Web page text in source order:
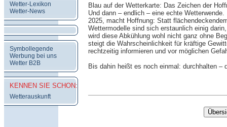
Wetter-Lexikon
Wetter-News
Symbollegende
Werbung bei uns
Wetter B2B
KENNEN SIE SCHON:
Wetterauskunft
Blau auf der Wetterkarte: Das Zeichen der
Und dann – endlich – eine echte
2025, macht Hoffnung: Statt
Wettermodelle sind sich erstaunlich einig
wird diese Abkühlung wohl nicht ganz ohne
steigt die Wahrscheinlichkeit für kräftige
rechtzeitig informieren und vor möglichen
Bis dahin heißt es noch einmal: durchhalten –